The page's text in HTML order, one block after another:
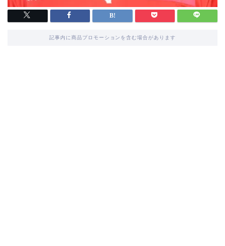
記事内に商品プロモーションを含む場合があります